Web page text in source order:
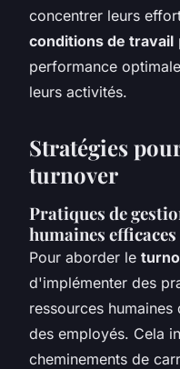
concentrer leurs
conditions de travail
performance
leurs activités.
Stratégies
turnover
Pratiques de
humaines efficaces
Pour aborder le
d'implémenter des
ressources
des employés. Cela
cheminements de